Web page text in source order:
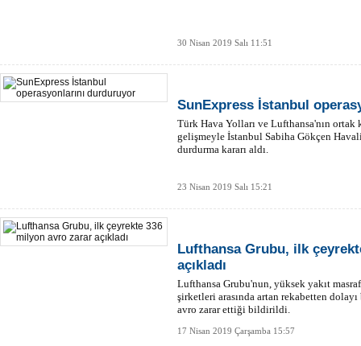
30 Nisan 2019 Salı 11:51
SunExpress İstanbul
Türk Hava Yolları ve Lufthansa'nın
gelişmeyle İstanbul Sabiha Gökçen
durdurma kararı aldı.
23 Nisan 2019 Salı 15:21
Lufthansa Grubu, ilk
açıkladı
Lufthansa Grubu'nun, yüksek yakıt
şirketleri arasında artan rekabetten
avro zarar ettiği bildirildi.
17 Nisan 2019 Çarşamba 15:57